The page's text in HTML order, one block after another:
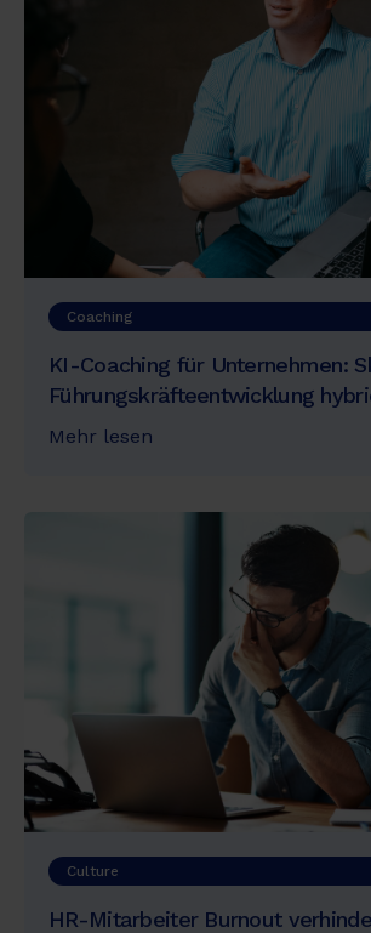
Coaching
KI-Coaching für Unternehmen:
Führungskräfteentwicklung
Mehr lesen
Culture
HR-Mitarbeiter Burnout